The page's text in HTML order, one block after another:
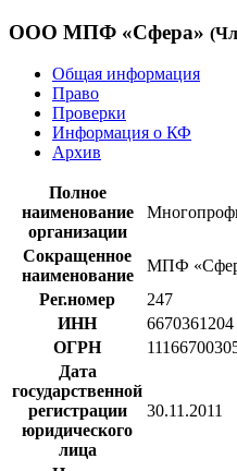
ООО МПФ «Сфера»
Общая информация
Право
Проверки
Информация о КФ
Архив
Полное
наименование
организации
Сокращенное
наименование
МПФ
Рег.номер
247
ИНН
6670361204
ОГРН
Дата
государственной
регистрации
юридического
лица
30.11.2011